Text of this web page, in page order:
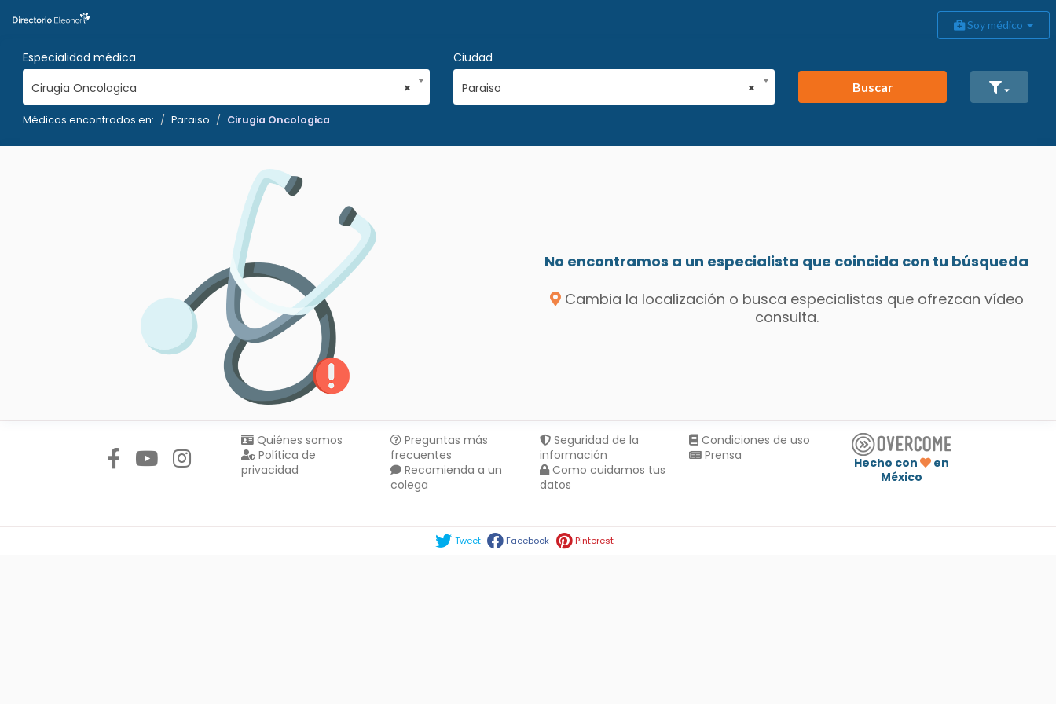
Soy médico
Especialidad médica
×
Cirugia Oncologica
Ciudad
×
Paraiso Buscar
Médicos encontrados en: Paraiso Cirugia Oncologica
No encontramos a un especialista que coincida con tu búsqueda
Cambia la localización o busca especialistas que ofrezcan vídeo
consulta.
Quiénes somos
Política de
privacidad
Preguntas más
frecuentes
Recomienda a un
colega
Seguridad de la
información
Como cuidamos tus
datos
Condiciones de uso
Prensa
Hecho con
en
México
Tweet Facebook Pinterest